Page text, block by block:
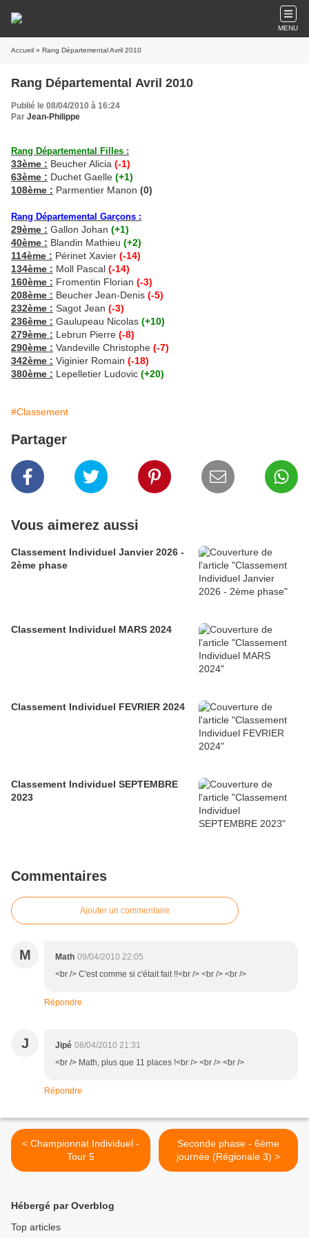
MENU
Accueil » Rang Départemental Avril 2010
Rang Départemental Avril 2010
Publié le 08/04/2010 à 16:24
Par Jean-Philippe
Rang Départemental Filles :
33ème : Beucher Alicia (-1)
63ème : Duchet Gaelle (+1)
108ème : Parmentier Manon (0)
Rang Départemental Garçons :
29ème : Gallon Johan (+1)
40ème : Blandin Mathieu (+2)
114ème : Périnet Xavier (-14)
134ème : Moll Pascal (-14)
160ème : Fromentin Florian (-3)
208ème : Beucher Jean-Denis (-5)
232ème : Sagot Jean (-3)
236ème : Gaulupeau Nicolas (+10)
279ème : Lebrun Pierre (-8)
290ème : Vandeville Christophe (-7)
342ème : Viginier Romain (-18)
380ème : Lepelletier Ludovic (+20)
#Classement
Partager
Vous aimerez aussi
Classement Individuel Janvier 2026 -
2ème phase
Classement Individuel MARS 2024
Classement Individuel FEVRIER 2024
Classement Individuel SEPTEMBRE
2023
Commentaires
Ajouter un commentaire
M Math 09/04/2010 22:05
<br /> C'est comme si c'était fait !!<br /> <br /> <br />
Répondre
J Jipé 08/04/2010 21:31
<br /> Math, plus que 11 places !<br /> <br /> <br />
Répondre
< Championnat Individuel -
Tour 5
Seconde phase - 6ème
journée (Régionale 3) >
Hébergé par Overblog
Top articles